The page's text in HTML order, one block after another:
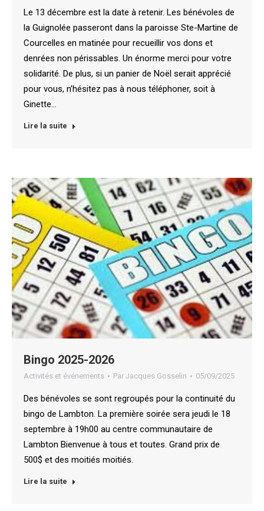
Le 13 décembre est la date à retenir. Les bénévoles de
la Guignolée passeront dans la paroisse Ste-Martine de
Courcelles en matinée pour recueillir vos dons et
denrées non périssables. Un énorme merci pour votre
solidarité. De plus, si un panier de Noël serait apprécié
pour vous, n’hésitez pas à nous téléphoner, soit à
Ginette…
Lire la suite
Bingo 2025-2026
Activités et événements Par Jacques Gosselin 05/09/2025
Des bénévoles se sont regroupés pour la continuité du
bingo de Lambton. La première soirée sera jeudi le 18
septembre à 19h00 au centre communautaire de
Lambton Bienvenue à tous et toutes. Grand prix de
500$ et des moitiés moitiés.
Lire la suite